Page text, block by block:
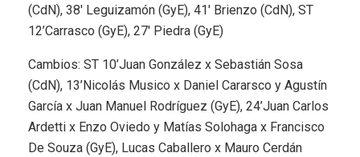
(CdN), 38′ Leguizamón (GyE), 41′ Brienzo (CdN), ST
12’Carrasco (GyE), 27′ Piedra (GyE)
Cambios: ST 10’Juan González x Sebastián Sosa
(CdN), 13’Nicolás Musico x Daniel Cararsco y Agustín
García x Juan Manuel Rodríguez (GyE), 24’Juan Carlos
Ardetti x Enzo Oviedo y Matías Solohaga x Francisco
De Souza (GyE), Lucas Caballero x Mauro Cerdán